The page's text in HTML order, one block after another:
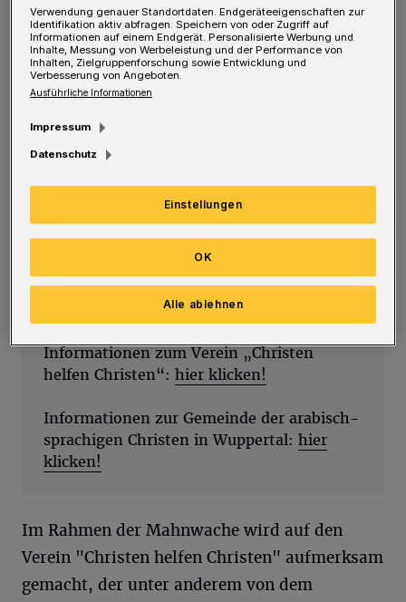
syrische Stadt Aleppo erlebt in diesen Zeiten
unvorstellbares Leid. Die Menschen in Aleppo
verlieren nicht nur ihre Existenz, sie sind auch
täglich mit dem Tod konfrontiert. In der Stadt
leben auch zahlreiche Christen, die als
religiöse Minderheit so gut wie keine
Informationen zum Verein „Christen
helfen Christen“: hier klicken!
Informationen zur Gemeinde der arabisch-
sprachigen Christen in Wuppertal: hier
klicken!
Im Rahmen der Mahnwache wird auf den
Verein "Christen helfen Christen" aufmerksam
gemacht, der unter anderem von dem
Verwendung genauer Standortdaten. Endgeräteeigenschaften zur
Identifikation aktiv abfragen. Speichern von oder Zugriff auf
Informationen auf einem Endgerät. Personalisierte Werbung und
Inhalte, Messung von Werbeleistung und der Performance von
Inhalten, Zielgruppenforschung sowie Entwicklung und
Verbesserung von Angeboten.
Ausführliche Informationen
Impressum
Datenschutz
Einstellungen
Alle ablehnen
OK